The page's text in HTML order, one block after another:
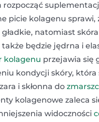
rozpocząć
picie kolagenu sprawi,
gładkie, natomiast
także będzie jędrna i
kolagenu przejawia się
kondycji skóry, która
i skłonna do
kolagenowe zaleca
widoczności